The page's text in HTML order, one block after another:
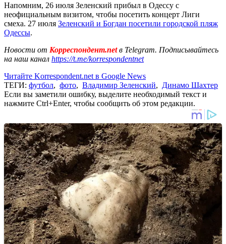
Напомним, 26 июля Зеленский прибыл в Одессу с
неофициальным визитом, чтобы посетить концерт Лиги
смеха. 27 июля Зеленский и Богдан посетили городской пляж
Одессы.
Новости от Корреспондент.netв Telegram. Подписывайтесь
на наш канал https://t.me/korrespondentnet
Читайте Korrespondent.net в Google News
ТЕГИ: футбол, фото, Владимир Зеленский, Динамо Шахтер
Если вы заметили ошибку, выделите необходимый текст и
нажмите Ctrl+Enter, чтобы сообщить об этом редакции.